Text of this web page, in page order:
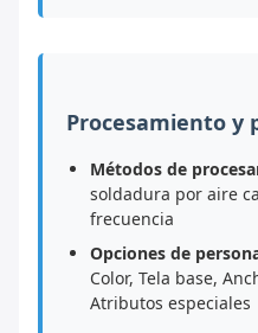
Procesamiento y
Métodos de
soldadura por aire
frecuencia
Opciones de
Color, Tela base,
Atributos especiales